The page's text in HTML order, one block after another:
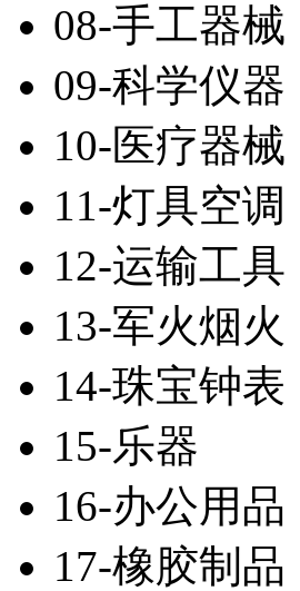
08-手工器械
09-科学仪器
10-医疗器械
11-灯具空调
12-运输工具
13-军火烟火
14-珠宝钟表
15-乐器
16-办公用品
17-橡胶制品